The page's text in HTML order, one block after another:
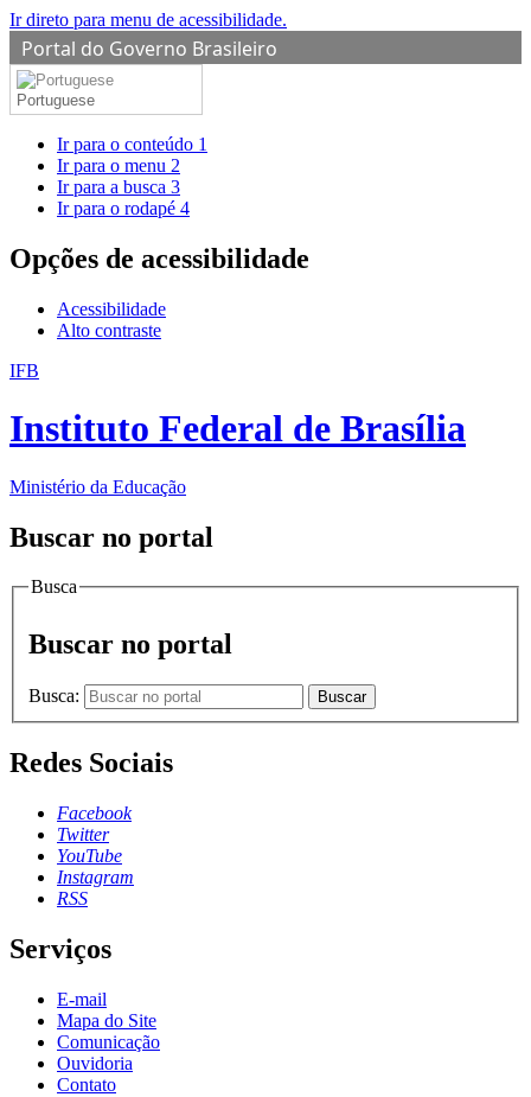
Ir direto para menu de acessibilidade.
Portal do Governo Brasileiro
Portuguese
Ir para o conteúdo 1
Ir para o menu 2
Ir para a busca 3
Ir para o rodapé 4
Opções de acessibilidade
Acessibilidade
Alto contraste
IFB
Instituto Federal de Brasília
Ministério da Educação
Buscar no portal
Busca
Buscar no portal
Busca: Buscar
Redes Sociais
Facebook
Twitter
YouTube
Instagram
RSS
Serviços
E-mail
Mapa do Site
Comunicação
Ouvidoria
Contato